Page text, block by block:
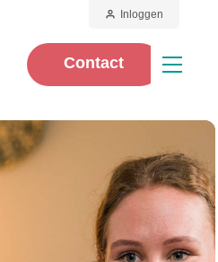
Contact
Inloggen